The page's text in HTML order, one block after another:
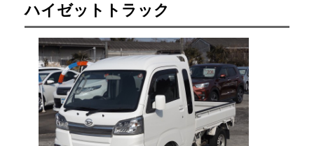
ハイゼットトラック